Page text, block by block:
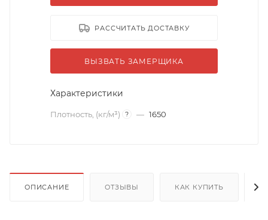
РАССЧИТАТЬ ДОСТАВКУ
ВЫЗВАТЬ ЗАМЕРЩИКА
Характеристики
Плотность, (кг/м³) ? — 1650
ОПИСАНИЕ ОТЗЫВЫ КАК КУПИТЬ